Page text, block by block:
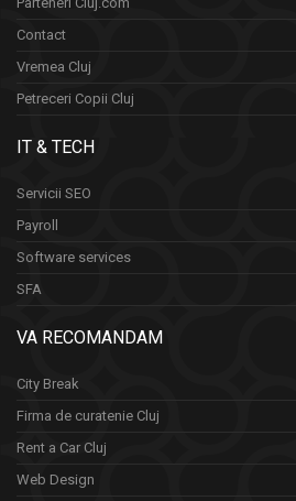
Contact
Vremea Cluj
Petreceri Copii Cluj
IT & TECH
Servicii SEO
Payroll
Software services
SFA
VA RECOMANDAM
City Break
Firma de curatenie Cluj
Rent a Car Cluj
Web Design